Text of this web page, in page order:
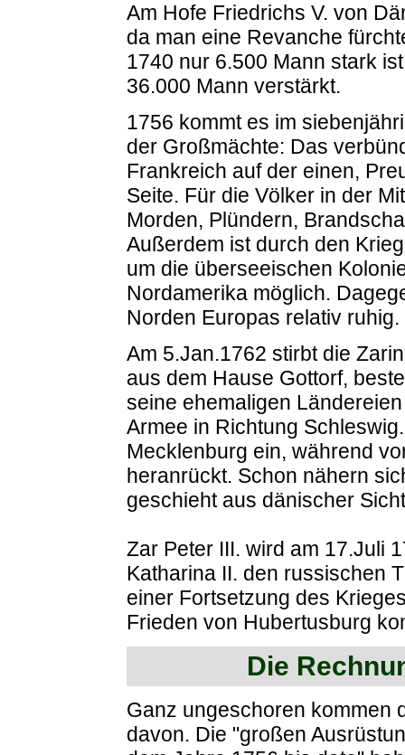
Am Hofe Friedrichs V. von
da man eine Revanche
1740 nur 6.500 Mann stark
36.000 Mann verstärkt.
1756 kommt es im
der Großmächte: Das
Frankreich auf der einen,
Seite. Für die Völker in der
Morden, Plündern,
Außerdem ist durch den
um die überseeischen
Nordamerika möglich.
Norden Europas relativ ruhig.
Am 5.Jan.1762 stirbt die
aus dem Hause Gottorf,
seine ehemaligen
Armee in Richtung
Mecklenburg ein, während
heranrückt. Schon nähern
geschieht aus dänischer
Zar Peter III. wird am 17.Juli
Katharina II. den russischen
einer Fortsetzung des
Frieden von Hubertusburg
Die
Ganz ungeschoren kommen
davon. Die "großen